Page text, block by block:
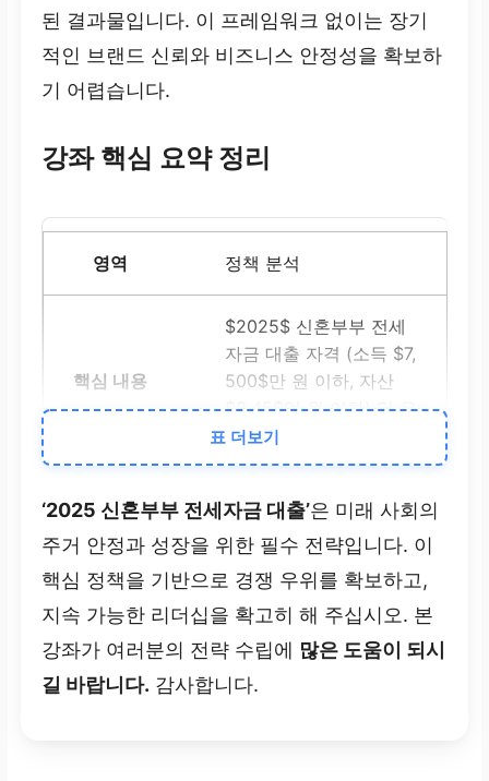
반영 및 정기 감사
된 결과물입니다. 이 프레임워크 없이는 장기
적인 브랜드 신뢰와 비즈니스 안정성을 확보하
기 어렵습니다.
강좌 핵심 요약 정리
정책 분석
$2025$ 신혼부부 전세
자금 대출 자격 (소득 $7,
500$만 원 이하, 자산
$3.45$억 원 이하) 및 우
대 금리 (자녀 수 우대)
자격 요건 실시간 반영 및
교차 검증 (정확성)
제작 효율성 극대화 및 창
의적 병목 해소
표 더보기
‘2025 신혼부부 전세자금 대출’은 미래 사회의
주거 안정과 성장을 위한 필수 전략입니다. 이
핵심 정책을 기반으로 경쟁 우위를 확보하고,
지속 가능한 리더십을 확고히 해 주십시오. 본
강좌가 여러분의 전략 수립에 많은 도움이 되시
길 바랍니다. 감사합니다.